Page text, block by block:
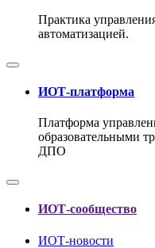
Практика
автоматизацией.
ИОТ-платформа
Платформа
образовательными
ДПО
ИОТ-сообщество
ИОТ-новости